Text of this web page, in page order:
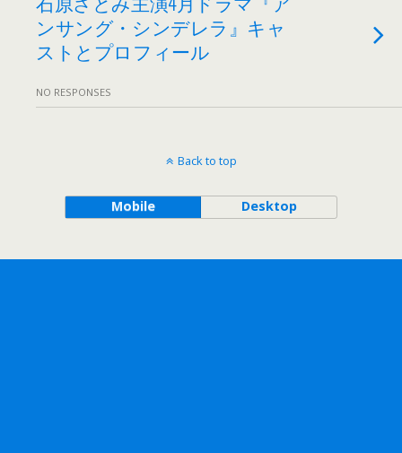
ンサング・シンデレラ』キャ
ストとプロフィール
NO RESPONSES
Back to top
Mobile Desktop